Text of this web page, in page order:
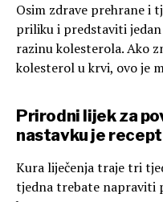
Osim zdrave prehrane i
priliku i predstaviti
razinu kolesterola. Ako
kolesterol u krvi, ovo je
Prirodni lijek za
nastavku je
Kura liječenja traje tri
tjedna trebate napraviti